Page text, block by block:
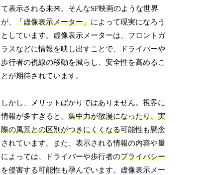
て表示される未来。そんなSF映画のような世界
が、「虚像表示メーター」によって現実になろう
としています。虚像表示メーターは、フロントガ
ラスなどに情報を映し出すことで、ドライバーや
歩行者の視線の移動を減らし、安全性を高めるこ
とが期待されています。
しかし、メリットばかりではありません。視界に
情報が多すぎると、集中力が散漫になったり、実
際の風景との区別がつきにくくなる可能性も懸念
されています。また、表示される情報の内容や量
によっては、ドライバーや歩行者のプライバシー
を侵害する可能性も孕んでいます。虚像表示メー